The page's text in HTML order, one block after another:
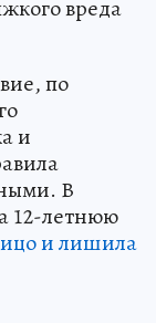
вреда
по
и
В
12-летнюю
и лишила